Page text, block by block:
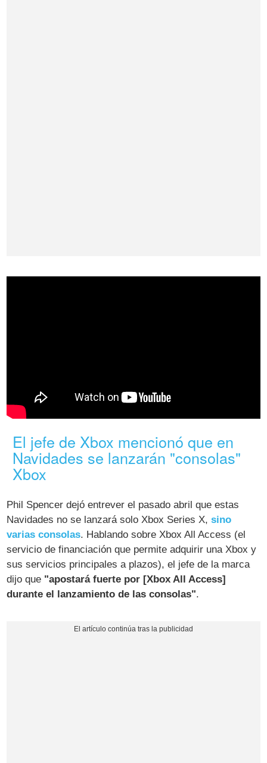
El jefe de Xbox mencionó que en
Navidades se lanzarán "consolas"
Xbox
Phil Spencer dejó entrever el pasado abril que estas
Navidades no se lanzará solo Xbox Series X,sino
varias consolas. Hablando sobre Xbox All Access (el
servicio de financiación que permite adquirir una Xbox y
sus servicios principales a plazos), el jefe de la marca
dijo que "apostará fuerte por [Xbox All Access]
durante el lanzamiento de las consolas".